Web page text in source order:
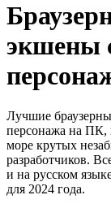
экшены
Лучшие
персонажа на ПК,
море крутых
разработчиков.
и на русском
для 2024 года.